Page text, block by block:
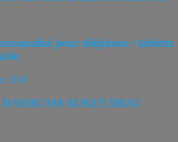
pour téléphone / tablette
2018
DASHCAM AUKEY DRA1